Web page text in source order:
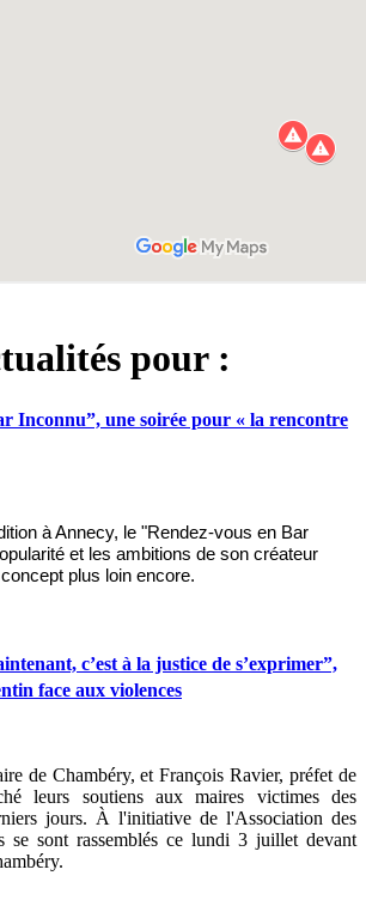
pour :
Inconnu”, une soirée pour « la rencontre
à Annecy, le "Rendez-vous en Bar
et les ambitions de son créateur
plus loin encore.
c’est à la justice de s’exprimer”,
face aux violences
de Chambéry, et François Ravier, préfet de
leurs soutiens aux maires victimes des
jours. À l'initiative de l'Association des
se sont rassemblés ce lundi 3 juillet devant